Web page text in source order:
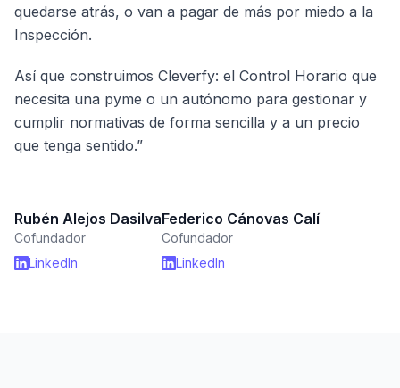
quedarse atrás, o van a pagar de más por miedo a la
Inspección.
Así que construimos Cleverfy: el Control Horario que
necesita una pyme o un autónomo para gestionar y
cumplir normativas de forma sencilla y a un precio
que tenga sentido.”
Rubén Alejos Dasilva
Cofundador
LinkedIn
Federico Cánovas Calí
Cofundador
LinkedIn